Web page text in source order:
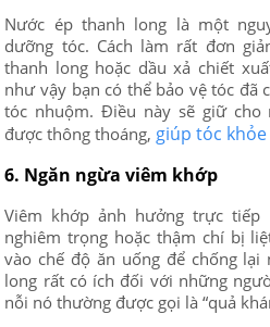
Nước ép thanh long là một
dưỡng tóc. Cách làm rất đơn
thanh long hoặc dầu xả chiết
như vậy bạn có thể bảo vệ tóc đã
tóc nhuộm. Điều này sẽ giữ cho
được thông thoáng, giúp tóc
6. Ngăn ngừa viêm khớp
Viêm khớp ảnh hưởng trực
nghiêm trọng hoặc thậm chí bị
vào chế độ ăn uống để chống lại
long rất có ích đối với những
nỗi nó thường được gọi là “quả